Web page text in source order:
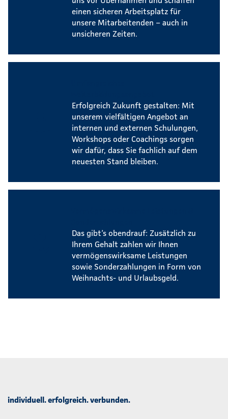
einen sicheren Arbeitsplatz für
unsere Mitarbeitenden – auch in
unsicheren Zeiten.
Erfolgreich Zukunft gestalten: Mit
unserem vielfältigen Angebot an
internen und externen Schulungen,
Workshops oder Coachings sorgen
wir dafür, dass Sie fachlich auf dem
neuesten Stand bleiben.
Das gibt’s obendrauf: Zusätzlich zu
Ihrem Gehalt zahlen wir Ihnen
vermögenswirksame Leistungen
sowie Sonderzahlungen in Form von
Weihnachts- und Urlaubsgeld.
individuell. erfolgreich. verbunden.